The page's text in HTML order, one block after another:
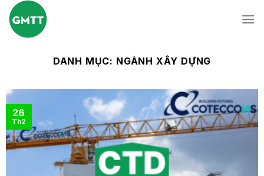
Skip
content
DANH MỤC: NGÀNH XÂY DỰNG
26
Th2